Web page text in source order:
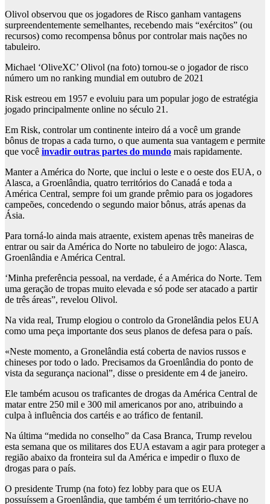
Olivol observou que os jogadores de Risco ganham vantagens
surpreendentemente semelhantes, recebendo mais “exércitos” (ou
recursos) como recompensa bônus por controlar mais nações no
tabuleiro.
Michael ‘OliveXC’ Olivol (na foto) tornou-se o jogador de risco
número um no ranking mundial em outubro de 2021
Risk estreou em 1957 e evoluiu para um popular jogo de estratégia
jogado principalmente online no século 21.
Em Risk, controlar um continente inteiro dá a você um grande
bônus de tropas a cada turno, o que aumenta sua vantagem e permite
que você invadir outras partes do mundo mais rapidamente.
Manter a América do Norte, que inclui o leste e o oeste dos EUA, o
Alasca, a Groenlândia, quatro territórios do Canadá e toda a
América Central, sempre foi um grande prêmio para os jogadores
campeões, concedendo o segundo maior bônus, atrás apenas da
Ásia.
Para torná-lo ainda mais atraente, existem apenas três maneiras de
entrar ou sair da América do Norte no tabuleiro de jogo: Alasca,
Groenlândia e América Central.
‘Minha preferência pessoal, na verdade, é a América do Norte. Tem
uma geração de tropas muito elevada e só pode ser atacado a partir
de três áreas”, revelou Olivol.
Na vida real, Trump elogiou o controlo da Gronelândia pelos EUA
como uma peça importante dos seus planos de defesa para o país.
«Neste momento, a Gronelândia está coberta de navios russos e
chineses por todo o lado. Precisamos da Groenlândia do ponto de
vista da segurança nacional”, disse o presidente em 4 de janeiro.
Ele também acusou os traficantes de drogas da América Central de
matar entre 250 mil e 300 mil americanos por ano, atribuindo a
culpa à influência dos cartéis e ao tráfico de fentanil.
Na última “medida no conselho” da Casa Branca, Trump revelou
esta semana que os militares dos EUA estavam a agir para proteger a
região abaixo da fronteira sul da América e impedir o fluxo de
drogas para o país.
O presidente Trump (na foto) fez lobby para que os EUA
possuíssem a Groenlândia, que também é um território-chave no